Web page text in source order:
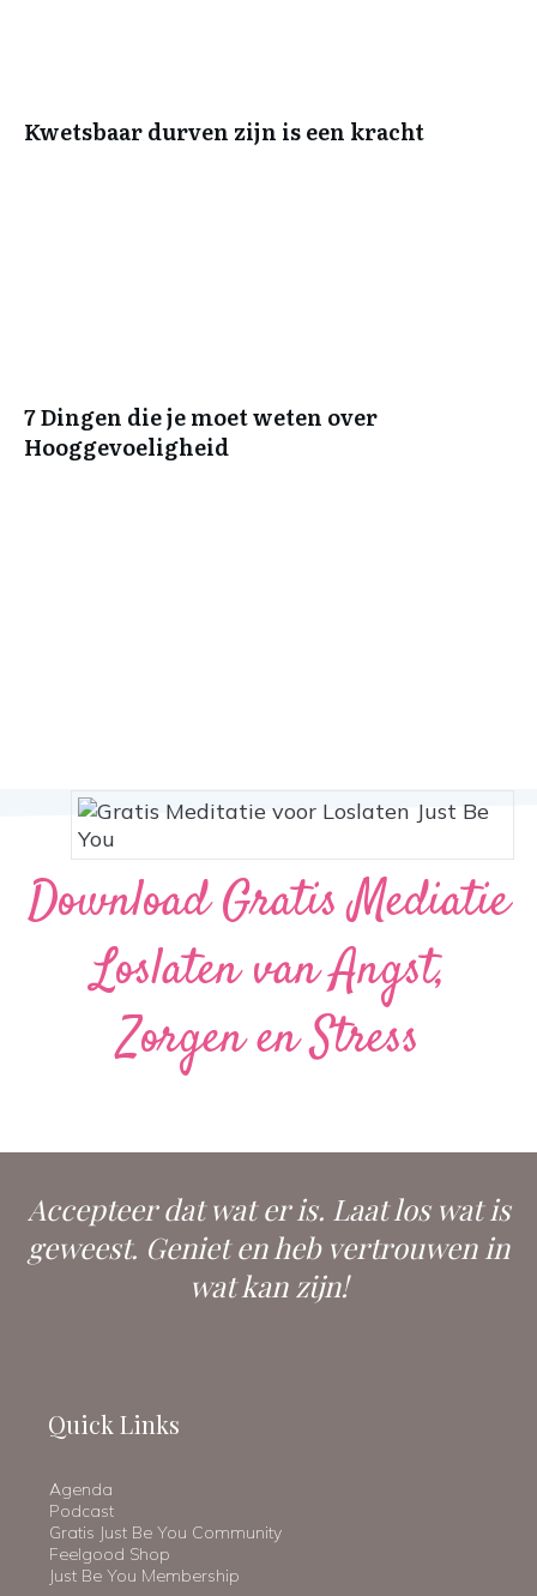
Kwetsbaar durven zijn is een kracht
7 Dingen die je moet weten over
Hooggevoeligheid
Download Gratis Mediatie
Loslaten van Angst,
Zorgen en Stress
Accepteer dat wat er is. Laat los wat is
geweest. Geniet en heb vertrouwen in
wat kan zijn!
Quick Links
Agenda
Podcast
Gratis Just Be You Community
Feelgood Shop
Just Be You Membership